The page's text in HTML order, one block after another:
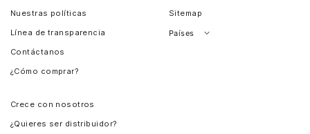
Nuestras políticas
Línea de transparencia
Contáctanos
¿Cómo comprar?
Sitemap
Países
Crece con nosotros
¿Quieres ser distribuidor?